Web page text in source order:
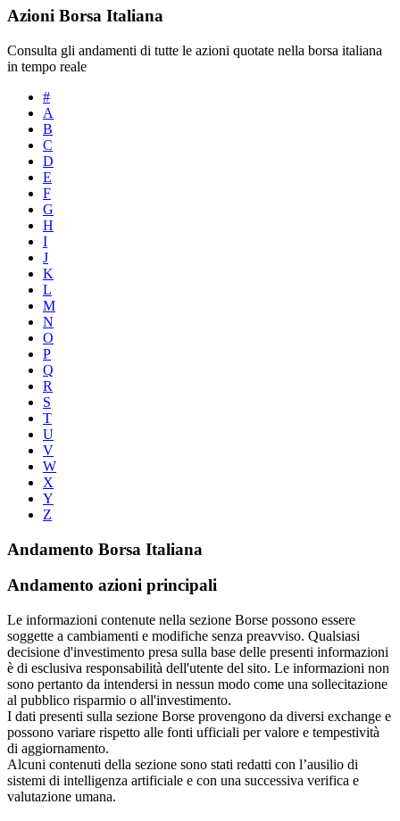
Azioni Borsa Italiana
Consulta gli andamenti di tutte le azioni quotate nella borsa italiana
in tempo reale
#
A
B
C
D
E
F
G
H
I
J
K
L
M
N
O
P
Q
R
S
T
U
V
W
X
Y
Z
Andamento Borsa Italiana
Andamento azioni principali
Le informazioni contenute nella sezione Borse possono essere
soggette a cambiamenti e modifiche senza preavviso. Qualsiasi
decisione d'investimento presa sulla base delle presenti informazioni
è di esclusiva responsabilità dell'utente del sito. Le informazioni non
sono pertanto da intendersi in nessun modo come una sollecitazione
al pubblico risparmio o all'investimento.
I dati presenti sulla sezione Borse provengono da diversi exchange e
possono variare rispetto alle fonti ufficiali per valore e tempestività
di aggiornamento.
Alcuni contenuti della sezione sono stati redatti con l’ausilio di
sistemi di intelligenza artificiale e con una successiva verifica e
valutazione umana.